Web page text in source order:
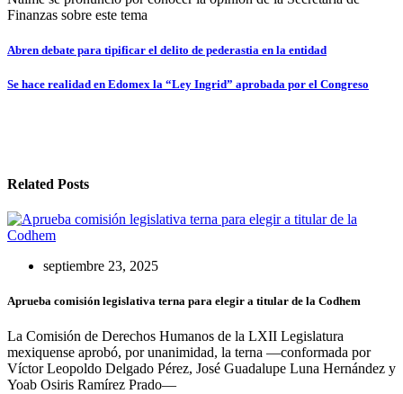
Finanzas sobre este tema
Navegación
de
Abren debate para tipificar el delito de pederastia en la entidad
Se hace realidad en Edomex la “Ley Ingrid” aprobada por el Congreso
Related Posts
septiembre 23, 2025
Aprueba comisión legislativa terna para elegir a titular de la Codhem
La Comisión de Derechos Humanos de la LXII Legislatura
mexiquense aprobó, por unanimidad, la terna —conformada por
Víctor Leopoldo Delgado Pérez, José Guadalupe Luna Hernández y
Yoab Osiris Ramírez Prado—